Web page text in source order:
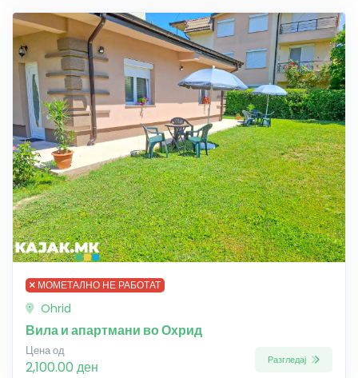
МОМЕТАЛНО НЕ РАБОТАТ
Ohrid
Вила и апартмани во Охрид
Цена од
2,100.00 ден Разгледај